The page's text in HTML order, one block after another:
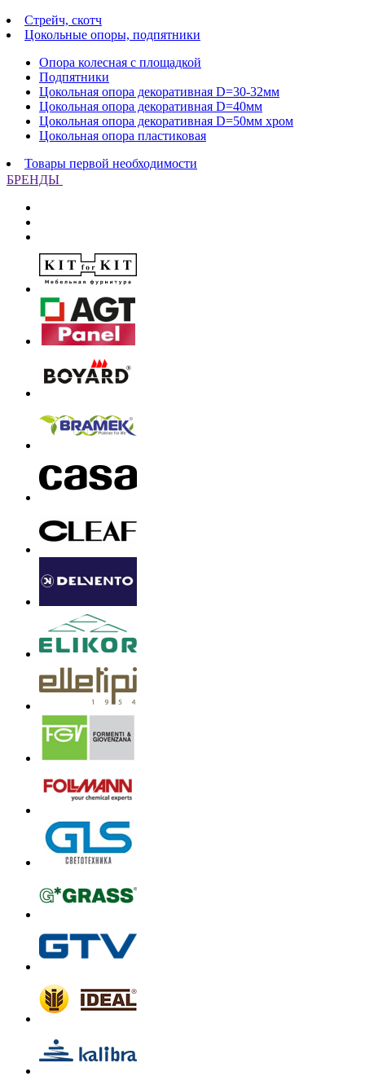
Стрейч, скотч
Цокольные опоры, подпятники
Опора колесная с площадкой
Подпятники
Цокольная опора декоративная D=30-32мм
Цокольная опора декоративная D=40мм
Цокольная опора декоративная D=50мм хром
Цокольная опора пластиковая
Товары первой необходимости
БРЕНДЫ